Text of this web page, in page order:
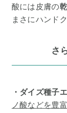
酸には皮膚の
まさにハンド
さ
・ダイズ種子
ノ酸などを豊